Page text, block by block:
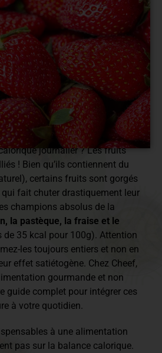
une envie de sucré sans
journalier ? Les fruits
! Bien qu’ils contiennent du
certains fruits sont gorgés
qui fait chuter drastiquement leur
champions absolus de la
la pastèque, la fraise et le
de 35 kcal pour 100g). Attention
les toujours entiers et non en
effet satiétogène. Chez Cheef,
gourmande et non
guide complet pour intégrer ces
à votre quotidien.
à une alimentation
pas sur la balance calorique.